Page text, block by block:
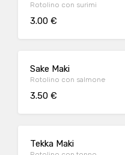
Rotolino con surimi
3.00 €
Sake Maki
Rotolino con salmone
3.50 €
Tekka Maki